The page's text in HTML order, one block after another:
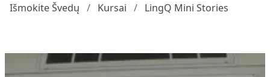
Išmokite Švedų Kursai LingQ Mini Stories